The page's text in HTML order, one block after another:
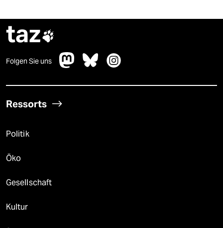
taz
Folgen Sie uns
Ressorts
Politik
Öko
Gesellschaft
Kultur